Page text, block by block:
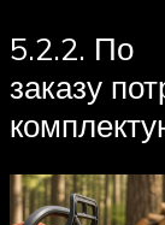
5.2.2. По
заказу